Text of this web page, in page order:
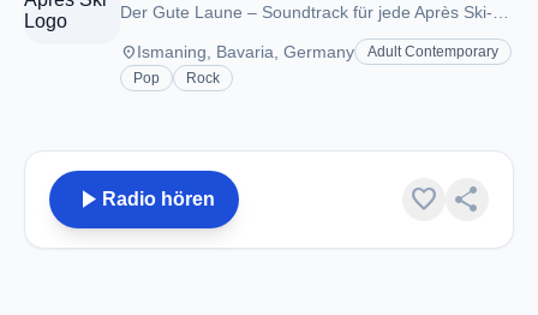
placeIsmaning, Bavaria, Germany
Adult Contemporary
Pop
Rock
play_arrow Radio hören favorite share